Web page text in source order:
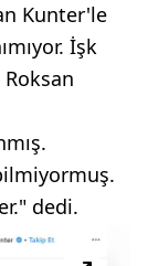
Kunter'le
İşk
dedi.